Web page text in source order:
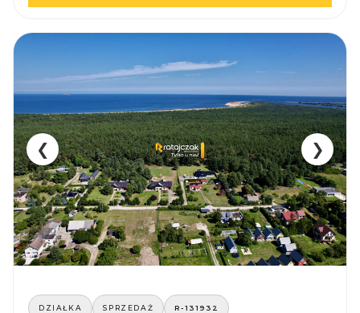
❮ ❯
DZIAŁKA SPRZEDAŻ R-131932